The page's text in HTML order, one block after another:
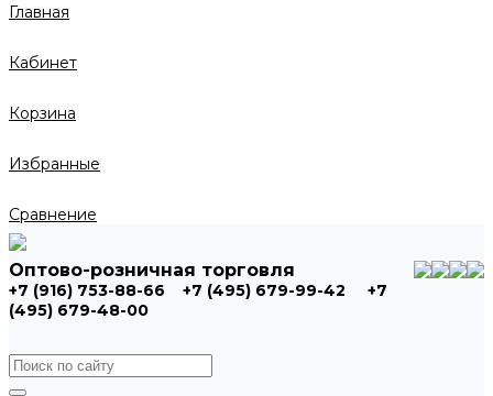
Главная
Кабинет
Корзина
Избранные
Сравнение
Оптово-розничная торговля
+7 (916) 753-88-66 +7 (495) 679-99-42
+7
(495) 679-48-00